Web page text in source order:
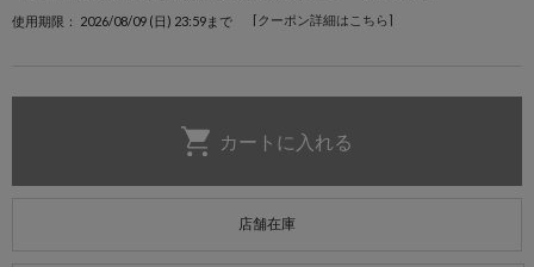
使用期限： 2026/08/09 (日) 23:59まで [クーポン詳細はこちら]
店舗在庫